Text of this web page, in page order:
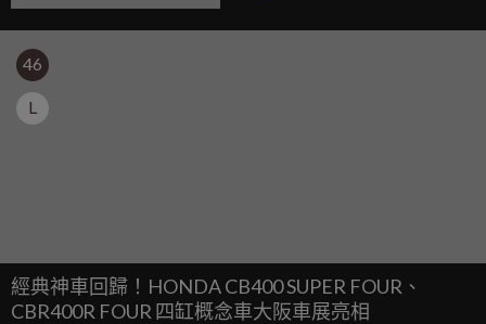
46
L
經典神車回歸！HONDA CB400 SUPER FOUR、
CBR400R FOUR 四缸概念車大阪車展亮相